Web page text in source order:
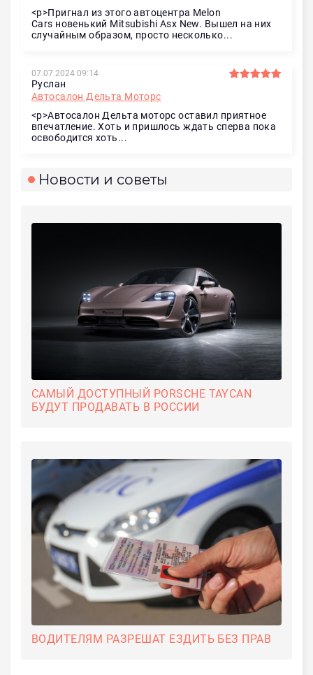
<p>Пригнал из этого автоцентра Melon
Cars новенький Mitsubishi Asx New. Вышел на них
случайным образом, просто несколько...
07.07.2024 09:14
Руслан
Автосалон Дельта Моторс
<p>Автосалон Дельта моторс оставил приятное
впечатление. Хоть и пришлось ждать сперва пока
освободится хоть...
Новости и советы
САМЫЙ ДОСТУПНЫЙ PORSCHE TAYCAN
БУДУТ ПРОДАВАТЬ В РОССИИ
ВОДИТЕЛЯМ РАЗРЕШАТ ЕЗДИТЬ БЕЗ ПРАВ